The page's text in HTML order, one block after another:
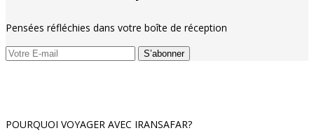
Pensées réfléchies dans votre boîte de réception
POURQUOI VOYAGER AVEC IRANSAFAR?